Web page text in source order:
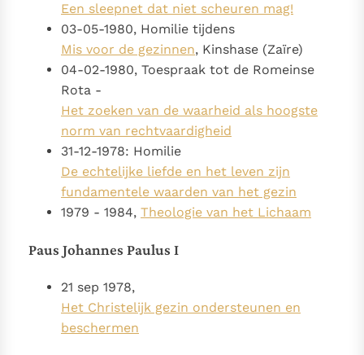
Een sleepnet dat niet scheuren mag!
03-05-1980, Homilie tijdens
Mis voor de gezinnen, Kinshase (Zaïre)
04-02-1980, Toespraak tot de Romeinse
Rota -
Het zoeken van de waarheid als hoogste
norm van rechtvaardigheid
31-12-1978: Homilie
De echtelijke liefde en het leven zijn
fundamentele waarden van het gezin
1979 - 1984, Theologie van het Lichaam
Paus Johannes Paulus I
21 sep 1978,
Het Christelijk gezin ondersteunen en
beschermen